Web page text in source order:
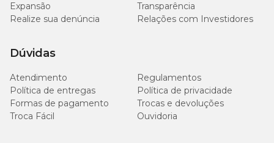
Expansão
Transparência
Realize sua denúncia
Relações com Investidores
Dúvidas
Atendimento
Regulamentos
Política de entregas
Política de privacidade
Formas de pagamento
Trocas e devoluções
Troca Fácil
Ouvidoria